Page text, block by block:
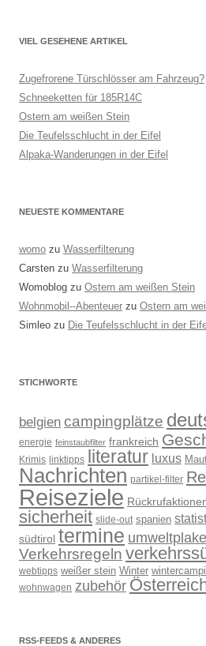
VIEL GESEHENE ARTIKEL
Zugefrorene Türschlösser am Fahrzeug?
Schneeketten für 185R14C
Ostern am weißen Stein
Die Teufelsschlucht in der Eifel
Alpaka-Wanderungen in der Eifel
NEUESTE KOMMENTARE
womo zu Wasserfilterung
Carsten zu Wasserfilterung
Womoblog zu Ostern am weißen Stein
Wohnmobil--Abenteuer zu Ostern am
Simleo zu Die Teufelsschlucht in der
STICHWORTE
belgien campingplätze
energie feinstaubfilter frankreich
Krimis linktipps literatur luxus
Nachrichten partikel-filter
Reiseziele
sicherheit slide-out spanien
südtirol termine
Verkehrsregeln
webtipps weißer stein Winter
wohnwagen zubehör
RSS-FEEDS & ANDERES